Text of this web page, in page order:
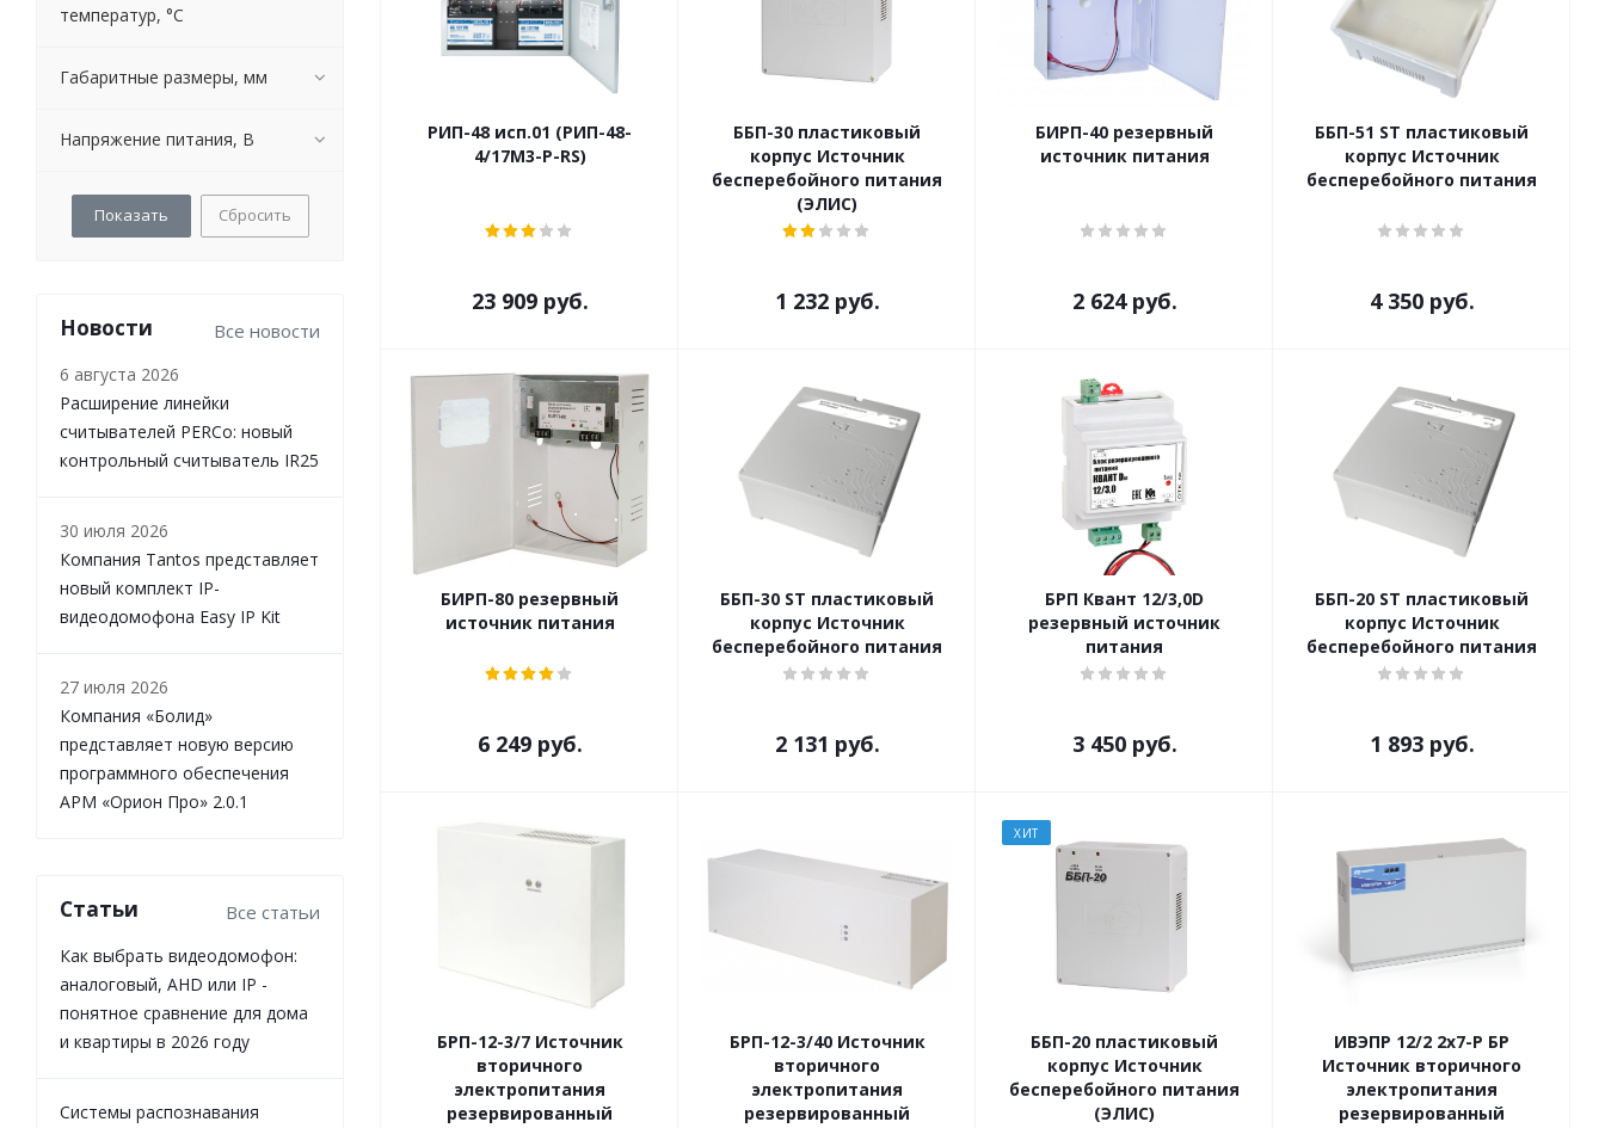
РИП-48 исп.01 (РИП-48-
4/17М3-Р-RS)
23 909руб.
ББП-30 пластиковый
корпус Источник
бесперебойного питания
(ЭЛИС)
1 232руб.
БИРП-40 резервный
источник питания
2 624руб.
ББП-51 ST пластиковый
корпус Источник
бесперебойного питания
4 350руб.
БИРП-80 резервный
источник питания
6 249руб.
ББП-30 ST пластиковый
корпус Источник
бесперебойного питания
2 131 руб.
БРП Квант 12/3,0D
резервный источник
питания
3 450руб.
ББП-20 ST пластиковый
корпус Источник
бесперебойного питания
1 893руб.
БРП-12-3/7 Источник
вторичного
электропитания
резервированный
БРП-12-3/40 Источник
вторичного
электропитания
резервированный
ХИТ
ББП-20 пластиковый
корпус Источник
бесперебойного питания
(ЭЛИС)
ИВЭПР 12/2 2х7-Р БР
Источник вторичного
электропитания
резервированный
температур, °С
Габаритные размеры, мм
Напряжение питания, В
Сбросить
Новости Все новости
6 августа 2026
Расширение линейки
считывателей PERCo: новый
контрольный считыватель IR25
30 июля 2026
Компания Tantos представляет
новый комплект IP-
видеодомофона Easy IP Kit
27 июля 2026
Компания «Болид»
представляет новую версию
программного обеспечения
АРМ «Орион Про» 2.0.1
Статьи Все статьи
Как выбрать видеодомофон:
аналоговый, AHD или IP -
понятное сравнение для дома
и квартиры в 2026 году
Системы распознавания